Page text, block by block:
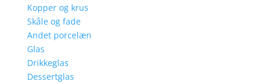
Kopper og krus
Skåle og fade
Andet porcelæn
Glas
Drikkeglas
Dessertglas